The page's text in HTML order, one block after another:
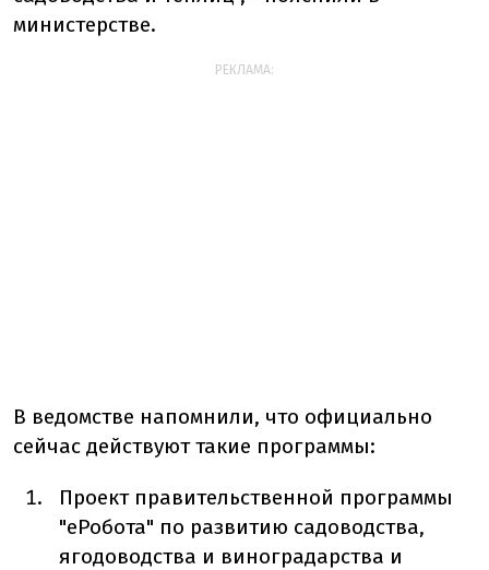
министерстве.
РЕКЛАМА:
В ведомстве напомнили, что официально
сейчас действуют такие программы:
Проект правительственной программы
"еРобота" по развитию садоводства,
ягодоводства и виноградарства и